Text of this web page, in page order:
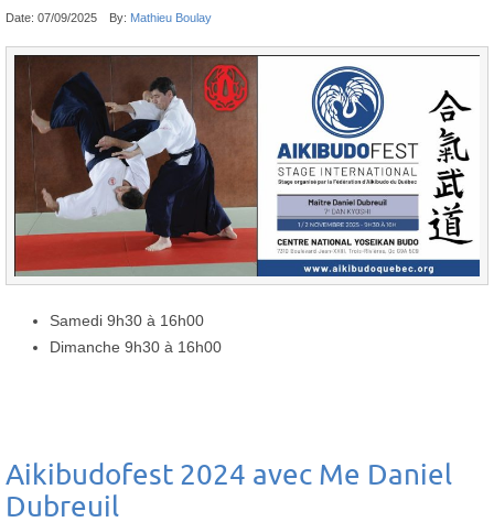
Date: 07/09/2025 By: Mathieu Boulay
Samedi 9h30 à 16h00
Dimanche 9h30 à 16h00
Aikibudofest 2024 avec Me Daniel
Dubreuil